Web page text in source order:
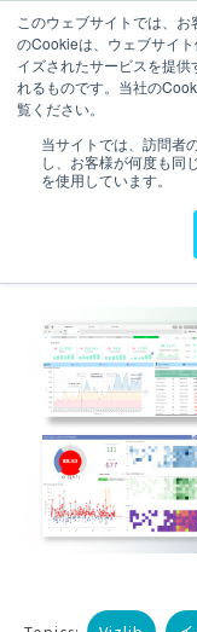
このウェブサイトでは、
のCookieは、ウェブサイ
イズされたサービスを提
れるものです。当社の
覧ください。
当サイトでは、訪問者
し、お客様が何度も同
を使用しています。
2020年8
トオンラ
で『